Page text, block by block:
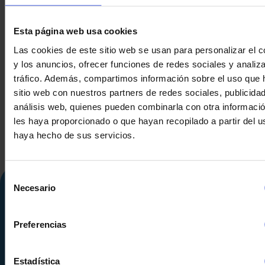
Esta página web usa cookies
Las cookies de este sitio web se usan para personalizar el
y los anuncios, ofrecer funciones de redes sociales y
tráfico. Además, compartimos información sobre el uso que
sitio web con nuestros partners de redes sociales,
análisis web, quienes pueden combinarla con otra
les haya proporcionado o que hayan recopilado a partir del
haya hecho de sus servicios.
Necesario
Preferencias
Estadística
SEGUNDA MANO
CO.INOX